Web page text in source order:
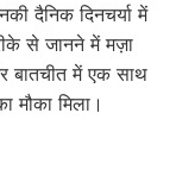
दैनिक दिनचर्या में
से जानने में मज़ा
बातचीत में एक साथ
मौका मिला।